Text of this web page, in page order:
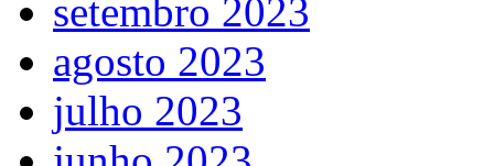
setembro 2023
agosto 2023
julho 2023